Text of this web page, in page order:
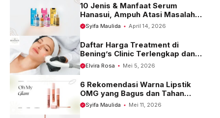
10 Jenis & Manfaat Serum
Hanasui, Ampuh Atasi Masalah
Kulit
Syifa Maulida April 14, 2026
Daftar Harga Treatment di
Bening’s Clinic Terlengkap dan
Terbaru 2023
Elvira Rosa Mei 5, 2026
6 Rekomendasi Warna Lipstik
OMG yang Bagus dan Tahan
Seharian
Syifa Maulida Mei 11, 2026